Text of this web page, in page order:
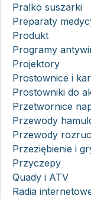
Pralko suszarki
Preparaty
Produkt
Programy
Projektory
Prostownice i
Prostowniki do
Przetwornice
Przewody
Przewody
Przeziębienie i
Przyczepy
Quady i ATV
Radia